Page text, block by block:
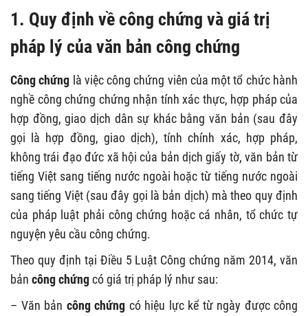
1. Quy định về công chứng và giá trị
pháp lý của văn bản công chứng
Công chứng là việc công chứng viên của một tổ chức hành
nghề công chứng chứng nhận tính xác thực, hợp pháp của
hợp đồng, giao dịch dân sự khác bằng văn bản (sau đây
gọi là hợp đồng, giao dịch), tính chính xác, hợp pháp,
không trái đạo đức xã hội của bản dịch giấy tờ, văn bản từ
tiếng Việt sang tiếng nước ngoài hoặc từ tiếng nước ngoài
sang tiếng Việt (sau đây gọi là bản dịch) mà theo quy định
của pháp luật phải công chứng hoặc cá nhân, tổ chức tự
nguyện yêu cầu công chứng.
Theo quy định tại Điều 5 Luật Công chứng năm 2014, văn
bản công chứngcó giá trị pháp lý như sau:
– Văn bản công chứng có hiệu lực kể từ ngày được công